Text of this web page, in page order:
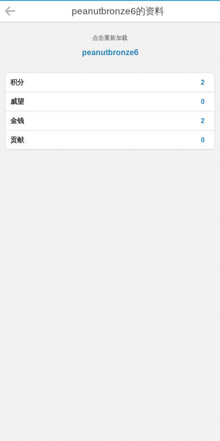
peanutbronze6的资料
点击重新加载
peanutbronze6
2
积分
0
威望
2
金钱
0
贡献